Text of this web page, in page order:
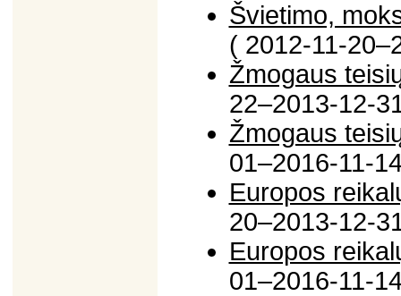
Švietimo,
( 2012-11-
Žmogaus
22–2013-12-
Žmogaus
01–2016-11-
Europos
20–2013-12-
Europos
01–2016-11-